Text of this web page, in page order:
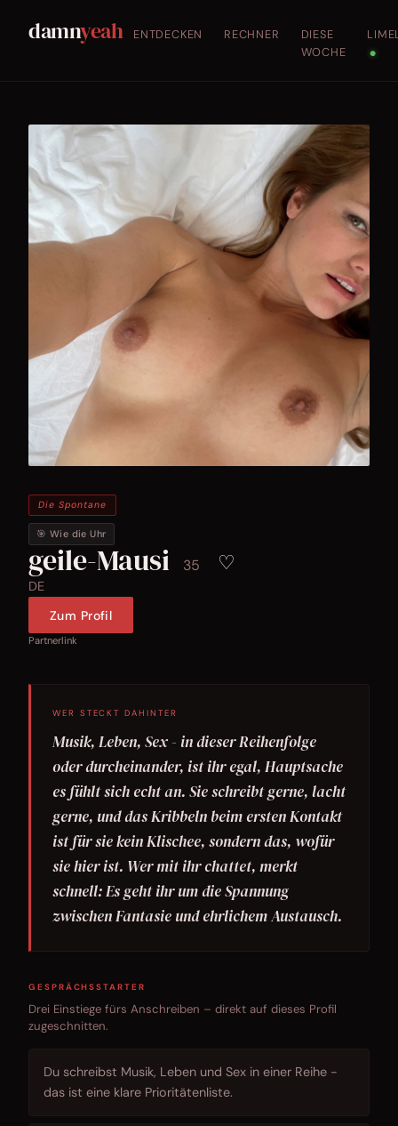
damnyeah ENTDECKEN RECHNER
DIESE
WOCHE
●
Die Spontane
🎯 Wie die Uhr
geile-Mausi 35 ♡
DE
Zum Profil
Partnerlink
WER STECKT DAHINTER
Musik, Leben, Sex - in dieser Reihenfolge
oder durcheinander, ist ihr egal, Hauptsache
es fühlt sich echt an. Sie schreibt gerne, lacht
gerne, und das Kribbeln beim ersten Kontakt
ist für sie kein Klischee, sondern das, wofür
sie hier ist. Wer mit ihr chattet, merkt
schnell: Es geht ihr um die Spannung
zwischen Fantasie und ehrlichem Austausch.
GESPRÄCHSSTARTER
Drei Einstiege fürs Anschreiben – direkt auf dieses Profil
zugeschnitten.
Du schreibst Musik, Leben und Sex in einer Reihe -
das ist eine klare Prioritätenliste.